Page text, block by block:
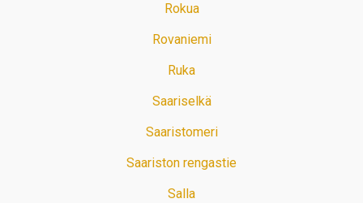
Rokua
Rovaniemi
Ruka
Saariselkä
Saaristomeri
Saariston rengastie
Salla